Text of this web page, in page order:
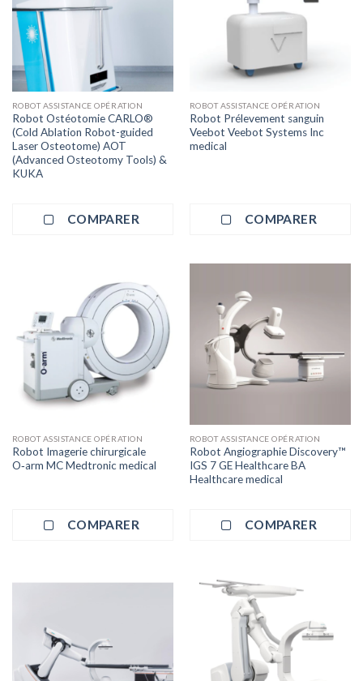
ROBOT ASSISTANCE OPÉRATION
Robot Ostéotomie CARLO®
(Cold Ablation Robot-guided
Laser Osteotome) AOT
(Advanced Osteotomy Tools) &
KUKA
COMPARER
ROBOT ASSISTANCE OPÉRATION
Robot Prélevement sanguin
Veebot Veebot Systems Inc
medical
COMPARER
ROBOT ASSISTANCE OPÉRATION
Robot Imagerie chirurgicale
O‑arm MC Medtronic medical
COMPARER
ROBOT ASSISTANCE OPÉRATION
Robot Angiographie Discovery™
IGS 7 GE Healthcare BA
Healthcare medical
COMPARER